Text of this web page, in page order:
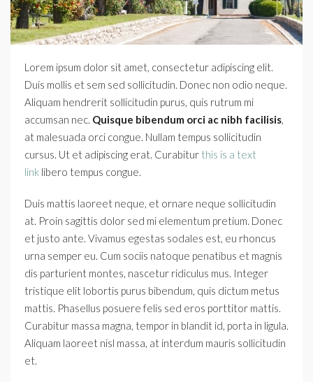
Lorem ipsum dolor sit amet, consectetur adipiscing elit.
Duis mollis et sem sed sollicitudin. Donec non odio neque.
Aliquam hendrerit sollicitudin purus, quis rutrum mi
accumsan nec. Quisque bibendum orci ac nibh facilisis,
at malesuada orci congue. Nullam tempus sollicitudin
cursus. Ut et adipiscing erat. Curabitur this is a text
link libero tempus congue.
Duis mattis laoreet neque, et ornare neque sollicitudin
at. Proin sagittis dolor sed mi elementum pretium. Donec
et justo ante. Vivamus egestas sodales est, eu rhoncus
urna semper eu. Cum sociis natoque penatibus et magnis
dis parturient montes, nascetur ridiculus mus. Integer
tristique elit lobortis purus bibendum, quis dictum metus
mattis. Phasellus posuere felis sed eros porttitor mattis.
Curabitur massa magna, tempor in blandit id, porta in ligula.
Aliquam laoreet nisl massa, at interdum mauris sollicitudin
et.